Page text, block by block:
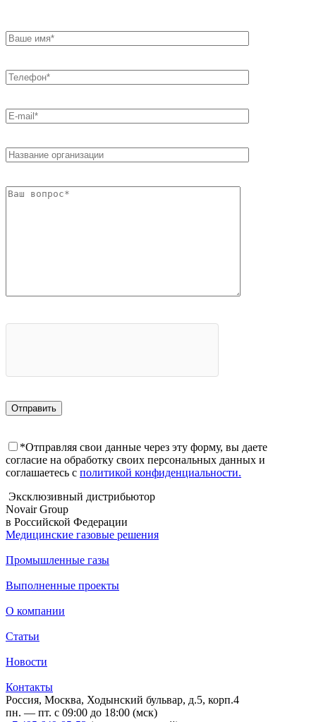
*Отправляя свои данные через эту форму, вы даете
согласие на обработку своих персональных данных и
соглашаетесь с политикой конфиденциальности.
Эксклюзивный дистрибьютор
Novair Group
в Российской Федерации
Медицинские газовыe решения
Промышленные газы
Выполненные проекты
О компании
Статьи
Новости
Контакты
Россия, Москва, Ходынский бульвар, д.5, корп.4
пн. — пт. с 09:00 до 18:00 (мск)